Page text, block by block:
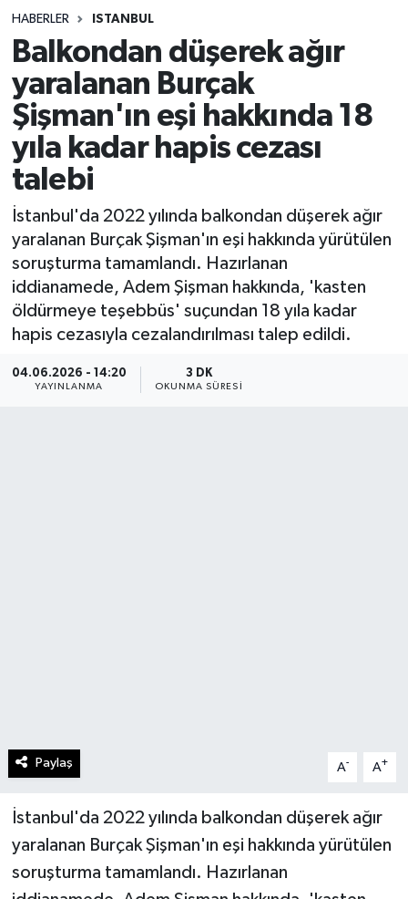
HABERLER ISTANBUL
Balkondan düşerek ağır
yaralanan Burçak
Şişman'ın eşi hakkında 18
yıla kadar hapis cezası
talebi
İstanbul'da 2022 yılında balkondan düşerek ağır
yaralanan Burçak Şişman'ın eşi hakkında yürütülen
soruşturma tamamlandı. Hazırlanan
iddianamede, Adem Şişman hakkında, 'kasten
öldürmeye teşebbüs' suçundan 18 yıla kadar
hapis cezasıyla cezalandırılması talep edildi.
04.06.2026 - 14:20
YAYINLANMA
3 DK
OKUNMA SÜRESI
Paylaş A- A+
İstanbul'da 2022 yılında balkondan düşerek ağır
yaralanan Burçak Şişman'ın eşi hakkında yürütülen
soruşturma tamamlandı. Hazırlanan
Spor
Teknoloji
Yaşam